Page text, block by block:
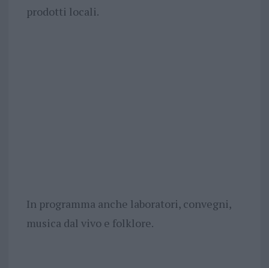
prodotti locali.
In programma anche laboratori, convegni,
musica dal vivo e folklore.